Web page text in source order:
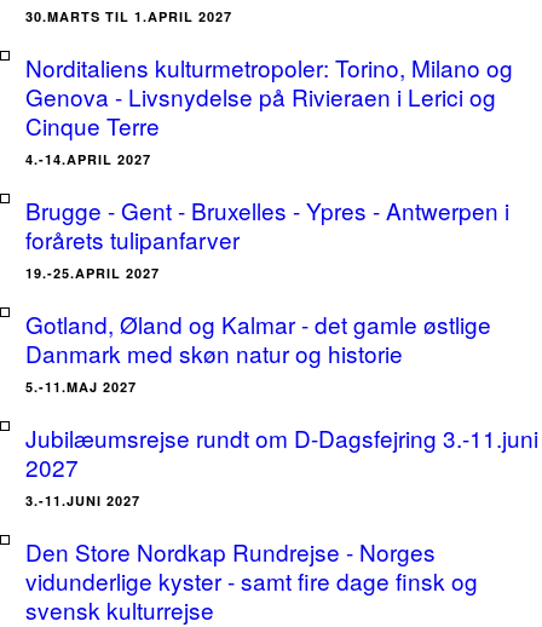
30.MARTS TIL 1.APRIL 2027
Norditaliens kulturmetropoler: Torino, Milano og
Genova - Livsnydelse på Rivieraen i Lerici og
Cinque Terre
4.-14.APRIL 2027
Brugge - Gent - Bruxelles - Ypres - Antwerpen i
forårets tulipanfarver
19.-25.APRIL 2027
Gotland, Øland og Kalmar - det gamle østlige
Danmark med skøn natur og historie
5.-11.MAJ 2027
Jubilæumsrejse rundt om D-Dagsfejring 3.-11.juni
2027
3.-11.JUNI 2027
Den Store Nordkap Rundrejse - Norges
vidunderlige kyster - samt fire dage finsk og
svensk kulturrejse